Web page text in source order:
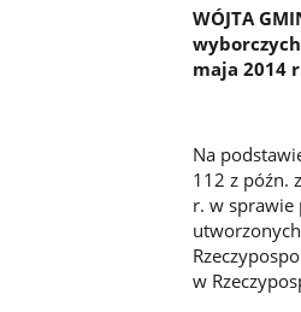
WÓJTA
maja 2014
Na
112 z późn.
r. w sprawie
w